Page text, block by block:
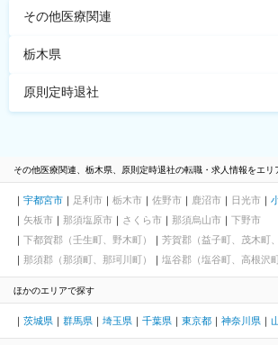
その他医療関連
栃木県
原則定時退社
その他医療関連、栃木県、原則定時退社の転職・求人情報をエリ
宇都宮市 足利市 栃木市 佐野市 鹿沼市 日光市
矢板市
那須塩原市 さくら市 那須烏山市
下野市
下都賀郡（壬生町、野木町）
芳賀郡（益子町、茂木町
那須郡（那須町、那珂川町）
塩谷郡（塩谷町、高根沢町
ほかのエリアで探す
茨城県 群馬県 埼玉県 千葉県 東京都 神奈川県